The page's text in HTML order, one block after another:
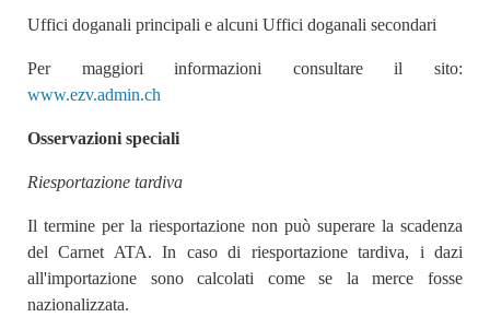
Uffici doganali principali e alcuni Uffici doganali secondari
Per maggiori informazioni consultare il sito:
www.ezv.admin.ch
Osservazioni speciali
Riesportazione tardiva
Il termine per la riesportazione non può superare la scadenza
del Carnet ATA. In caso di riesportazione tardiva, i dazi
all'importazione sono calcolati come se la merce fosse
nazionalizzata.